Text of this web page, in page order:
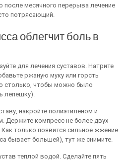
после месячного перерыва лечение
потрясающий.
облегчит боль в
для лечения суставов. Натрите
ржаную муку или горсть
столько, чтобы можно было
лепешку).
накройте полиэтиленом и
Держите компресс не более двух
только появится сильное жжение
бывает большей), тут же снимите.
теплой водой. Сделайте пять